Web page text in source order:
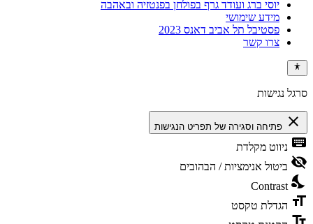
יוסי ברג ועודד גרף בפולחן בפנטזיה ובאהבה
מידע שימושי
פסטיבל תל אביב דאנס 2023
צרו קשר
סרגל נגישות
close פתיחה וסגירה של תפריט הנגישות
keyboard ניווט מקלדת
visibility_off ביטול אנימציות / הבהובים
nights_stay
Contrast
format_size הגדלת טקסט
text_fields